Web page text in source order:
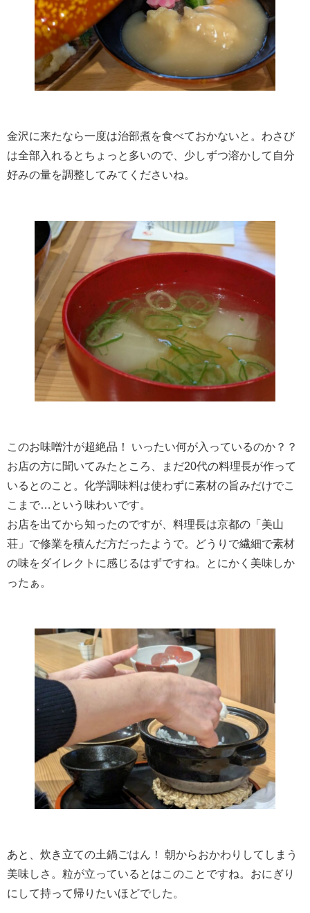
金沢に来たなら一度は治部煮を食べておかないと。わさび
は全部入れるとちょっと多いので、少しずつ溶かして自分
好みの量を調整してみてくださいね。
このお味噌汁が超絶品！ いったい何が入っているのか？？
お店の方に聞いてみたところ、まだ20代の料理長が作って
いるとのこと。化学調味料は使わずに素材の旨みだけでこ
こまで…という味わいです。
お店を出てから知ったのですが、料理長は京都の「美山
荘」で修業を積んだ方だったようで。どうりで繊細で素材
の味をダイレクトに感じるはずですね。とにかく美味しか
ったぁ。
あと、炊き立ての土鍋ごはん！ 朝からおかわりしてしまう
美味しさ。粒が立っているとはこのことですね。おにぎり
にして持って帰りたいほどでした。